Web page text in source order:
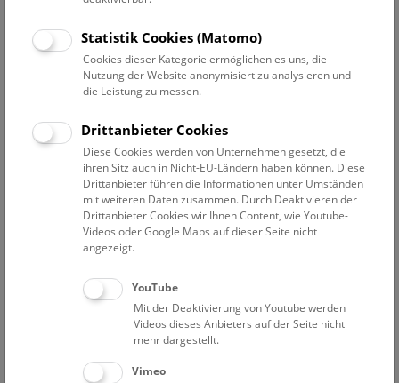
Datum auswählen
Erweiterte Suche
Filter zurücksetzen
27. September 2022
Bisher keine Ergebnisse. Dienstags ist das NHM Wien
in der Regel geschlossen. Ausnahmen finden sie
Eine Nacht im Museum
Statistik Cookies (Matomo)
Cookies dieser Kategorie ermöglichen es uns, die
Nutzung der Website anonymisiert zu analysieren und
die Leistung zu messen.
Drittanbieter Cookies
Diese Cookies werden von Unternehmen gesetzt, die
ihren Sitz auch in Nicht-EU-Ländern haben können. Diese
Drittanbieter führen die Informationen unter Umständen
mit weiteren Daten zusammen. Durch Deaktivieren der
Drittanbieter Cookies wir Ihnen Content, wie Youtube-
Videos oder Google Maps auf dieser Seite nicht
angezeigt.
YouTube
Mit der Deaktivierung von Youtube werden
Videos dieses Anbieters auf der Seite nicht
mehr dargestellt.
Vimeo